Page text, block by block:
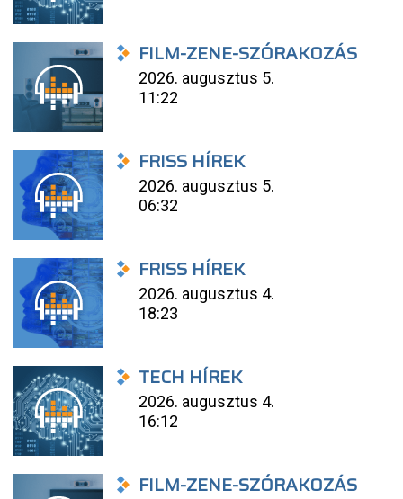
FILM-ZENE-SZÓRAKOZÁS
2026. augusztus 5.
11:22
FRISS HÍREK
2026. augusztus 5.
06:32
FRISS HÍREK
2026. augusztus 4.
18:23
TECH HÍREK
2026. augusztus 4.
16:12
FILM-ZENE-SZÓRAKOZÁS